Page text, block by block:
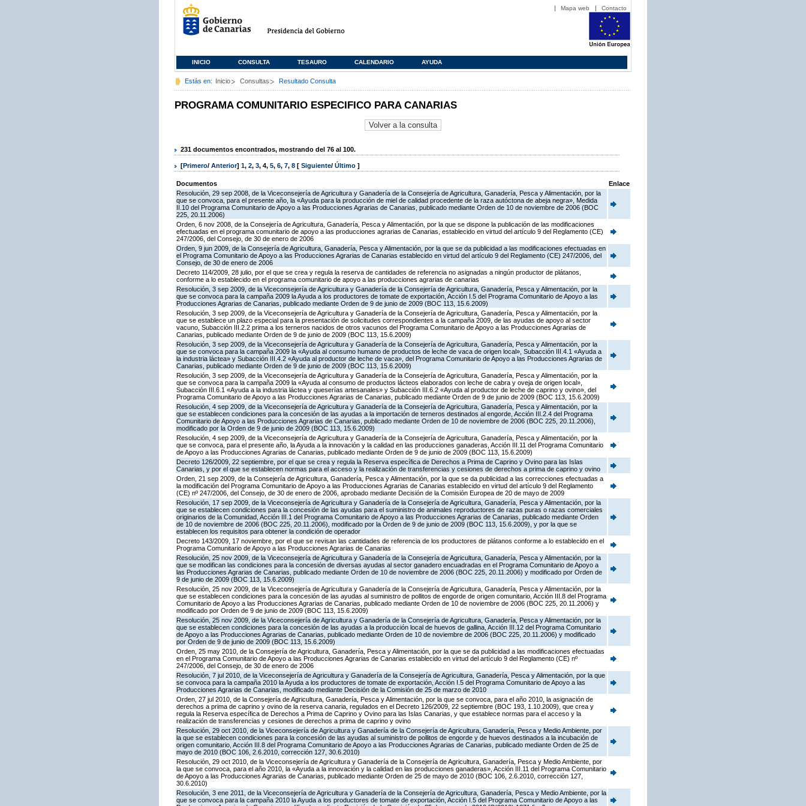
Mapa web Contacto
INICIO CONSULTA TESAURO CALENDARIO AYUDA
Estás en: Inicio Consultas Resultado Consulta
PROGRAMA COMUNITARIO ESPECIFICO PARA CANARIAS
231 documentos encontrados, mostrando del 76 al 100.
[Primero/ Anterior] 1, 2, 3, 4, 5, 6, 7, 8 [ Siguiente/ Último ]
Documentos
Enlace
Resolución, 29 sep 2008, de la Viceconsejería de Agricultura y Ganadería de la Consejería de Agricultura, Ganadería, Pesca y Alimentación, por la
que se convoca, para el presente año, la «Ayuda para la producción de miel de calidad procedente de la raza autóctona de abeja negra», Medida
II.10 del Programa Comunitario de Apoyo a las Producciones Agrarias de Canarias, publicado mediante Orden de 10 de noviembre de 2006 (BOC
225, 20.11.2006)
Orden, 6 nov 2008, de la Consejería de Agricultura, Ganadería, Pesca y Alimentación, por la que se dispone la publicación de las modificaciones
efectuadas en el programa comunitario de apoyo a las producciones agrarias de Canarias, establecido en virtud del artículo 9 del Reglamento (CE)
247/2006, del Consejo, de 30 de enero de 2006
Orden, 9 jun 2009, de la Consejería de Agricultura, Ganadería, Pesca y Alimentación, por la que se da publicidad a las modificaciones efectuadas en
el Programa Comunitario de Apoyo a las Producciones Agrarias de Canarias establecido en virtud del artículo 9 del Reglamento (CE) 247/2006, del
Consejo, de 30 de enero de 2006
Decreto 114/2009, 28 julio, por el que se crea y regula la reserva de cantidades de referencia no asignadas a ningún productor de plátanos,
conforme a lo establecido en el programa comunitario de apoyo a las producciones agrarias de canarias
Resolución, 3 sep 2009, de la Viceconsejería de Agricultura y Ganadería de la Consejería de Agricultura, Ganadería, Pesca y Alimentación, por la
que se convoca para la campaña 2009 la Ayuda a los productores de tomate de exportación, Acción I.5 del Programa Comunitario de Apoyo a las
Producciones Agrarias de Canarias, publicado mediante Orden de 9 de junio de 2009 (BOC 113, 15.6.2009)
Resolución, 3 sep 2009, de la Viceconsejería de Agricultura y Ganadería de la Consejería de Agricultura, Ganadería, Pesca y Alimentación, por la
que se establece un plazo especial para la presentación de solicitudes correspondientes a la campaña 2009, de las ayudas de apoyo al sector
vacuno, Subacción III.2.2 prima a los terneros nacidos de otros vacunos del Programa Comunitario de Apoyo a las Producciones Agrarias de
Canarias, publicado mediante Orden de 9 de junio de 2009 (BOC 113, 15.6.2009)
Resolución, 3 sep 2009, de la Viceconsejería de Agricultura y Ganadería de la Consejería de Agricultura, Ganadería, Pesca y Alimentación, por la
que se convoca para la campaña 2009 la «Ayuda al consumo humano de productos de leche de vaca de origen local», Subacción III.4.1 «Ayuda a
la industria láctea» y Subacción III.4.2 «Ayuda al productor de leche de vaca», del Programa Comunitario de Apoyo a las Producciones Agrarias de
Canarias, publicado mediante Orden de 9 de junio de 2009 (BOC 113, 15.6.2009)
Resolución, 3 sep 2009, de la Viceconsejería de Agricultura y Ganadería de la Consejería de Agricultura, Ganadería, Pesca y Alimentación, por la
que se convoca para la campaña 2009 la «Ayuda al consumo de productos lácteos elaborados con leche de cabra y oveja de origen local»,
Subacción III.6.1 «Ayuda a la industria láctea y queserías artesanales» y Subacción III.6.2 «Ayuda al productor de leche de caprino y ovino», del
Programa Comunitario de Apoyo a las Producciones Agrarias de Canarias, publicado mediante Orden de 9 de junio de 2009 (BOC 113, 15.6.2009)
Resolución, 4 sep 2009, de la Viceconsejería de Agricultura y Ganadería de la Consejería de Agricultura, Ganadería, Pesca y Alimentación, por la
que se establecen condiciones para la concesión de las ayudas a la importación de terneros destinados al engorde, Acción III.2.4 del Programa
Comunitario de Apoyo a las Producciones Agrarias de Canarias, publicado mediante Orden de 10 de noviembre de 2006 (BOC 225, 20.11.2006),
modificado por la Orden de 9 de junio de 2009 (BOC 113, 15.6.2009)
Resolución, 4 sep 2009, de la Viceconsejería de Agricultura y Ganadería de la Consejería de Agricultura, Ganadería, Pesca y Alimentación, por la
que se convoca, para el presente año, la Ayuda a la innovación y la calidad en las producciones ganaderas, Acción III.11 del Programa Comunitario
de Apoyo a las Producciones Agrarias de Canarias, publicado mediante Orden de 9 de junio de 2009 (BOC 113, 15.6.2009)
Decreto 126/2009, 22 septiembre, por el que se crea y regula la Reserva específica de Derechos a Prima de Caprino y Ovino para las Islas
Canarias, y por el que se establecen normas para el acceso y la realización de transferencias y cesiones de derechos a prima de caprino y ovino
Orden, 21 sep 2009, de la Consejería de Agricultura, Ganadería, Pesca y Alimentación, por la que se da publicidad a las correcciones efectuadas a
la modificación del Programa Comunitario de Apoyo a las Producciones Agrarias de Canarias establecido en virtud del artículo 9 del Reglamento
(CE) nº 247/2006, del Consejo, de 30 de enero de 2006, aprobado mediante Decisión de la Comisión Europea de 20 de mayo de 2009
Resolución, 17 sep 2009, de la Viceconsejería de Agricultura y Ganadería de la Consejería de Agricultura, Ganadería, Pesca y Alimentación, por la
que se establecen condiciones para la concesión de las ayudas para el suministro de animales reproductores de razas puras o razas comerciales
originarios de la Comunidad, Acción III.1 del Programa Comunitario de Apoyo a las Producciones Agrarias de Canarias, publicado mediante Orden
de 10 de noviembre de 2006 (BOC 225, 20.11.2006), modificado por la Orden de 9 de junio de 2009 (BOC 113, 15.6.2009), y por la que se
establecen los requisitos para obtener la condición de operador
Decreto 143/2009, 17 noviembre, por el que se revisan las cantidades de referencia de los productores de plátanos conforme a lo establecido en el
Programa Comunitario de Apoyo a las Producciones Agrarias de Canarias
Resolución, 25 nov 2009, de la Viceconsejería de Agricultura y Ganadería de la Consejería de Agricultura, Ganadería, Pesca y Alimentación, por la
que se modifican las condiciones para la concesión de diversas ayudas al sector ganadero encuadradas en el Programa Comunitario de Apoyo a
las Producciones Agrarias de Canarias, publicado mediante Orden de 10 de noviembre de 2006 (BOC 225, 20.11.2006) y modificado por Orden de
9 de junio de 2009 (BOC 113, 15.6.2009)
Resolución, 25 nov 2009, de la Viceconsejería de Agricultura y Ganadería de la Consejería de Agricultura, Ganadería, Pesca y Alimentación, por la
que se establecen condiciones para la concesión de las ayudas al suministro de pollitos de engorde de origen comunitario, Acción III.8 del Programa
Comunitario de Apoyo a las Producciones Agrarias de Canarias, publicado mediante Orden de 10 de noviembre de 2006 (BOC 225, 20.11.2006) y
modificado por Orden de 9 de junio de 2009 (BOC 113, 15.6.2009)
Resolución, 25 nov 2009, de la Viceconsejería de Agricultura y Ganadería de la Consejería de Agricultura, Ganadería, Pesca y Alimentación, por la
que se establecen condiciones para la concesión de las ayudas a la producción local de huevos de gallina, Acción III.12 del Programa Comunitario
de Apoyo a las Producciones Agrarias de Canarias, publicado mediante Orden de 10 de noviembre de 2006 (BOC 225, 20.11.2006) y modificado
por Orden de 9 de junio de 2009 (BOC 113, 15.6.2009)
Orden, 25 may 2010, de la Consejería de Agricultura, Ganadería, Pesca y Alimentación, por la que se da publicidad a las modificaciones efectuadas
en el Programa Comunitario de Apoyo a las Producciones Agrarias de Canarias establecido en virtud del artículo 9 del Reglamento (CE) nº
247/2006, del Consejo, de 30 de enero de 2006
Resolución, 7 jul 2010, de la Viceconsejería de Agricultura y Ganadería de la Consejería de Agricultura, Ganadería, Pesca y Alimentación, por la que
se convoca para la campaña 2010 la Ayuda a los productores de tomate de exportación, Acción I.5 del Programa Comunitario de Apoyo a las
Producciones Agrarias de Canarias, modificado mediante Decisión de la Comisión de 25 de marzo de 2010
Orden, 27 jul 2010, de la Consejería de Agricultura, Ganadería, Pesca y Alimentación, por la que se convoca, para el año 2010, la asignación de
derechos a prima de caprino y ovino de la reserva canaria, regulados en el Decreto 126/2009, 22 septiembre (BOC 193, 1.10.2009), que crea y
regula la Reserva específica de Derechos a Prima de Caprino y Ovino para las Islas Canarias, y que establece normas para el acceso y la
realización de transferencias y cesiones de derechos a prima de caprino y ovino
Resolución, 29 oct 2010, de la Viceconsejería de Agricultura y Ganadería de la Consejería de Agricultura, Ganadería, Pesca y Medio Ambiente, por
la que se establecen condiciones para la concesión de las ayudas al suministro de pollitos de engorde y de huevos destinados a la incubación de
origen comunitario, Acción III.8 del Programa Comunitario de Apoyo a las Producciones Agrarias de Canarias, publicado mediante Orden de 25 de
mayo de 2010 (BOC 106, 2.6.2010, corrección 127, 30.6.2010)
Resolución, 29 oct 2010, de la Viceconsejería de Agricultura y Ganadería de la Consejería de Agricultura, Ganadería, Pesca y Medio Ambiente, por
la que se convoca, para el año 2010, la «Ayuda a la innovación y la calidad en las producciones ganaderas», Acción III.11 del Programa Comunitario
de Apoyo a las Producciones Agrarias de Canarias, publicado mediante Orden de 25 de mayo de 2010 (BOC 106, 2.6.2010, corrección 127,
30.6.2010)
Resolución, 3 ene 2011, de la Viceconsejería de Agricultura y Ganadería de la Consejería de Agricultura, Ganadería, Pesca y Medio Ambiente, por la
que se convoca para la campaña 2010 la Ayuda a los productores de tomate de exportación, Acción I.5 del Programa Comunitario de Apoyo a las